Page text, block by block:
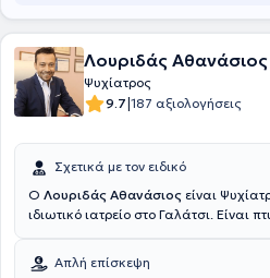
Λουριδάς Αθανάσιος
Ψυχίατρος
9.7|187 αξιολογήσεις
Σχετικά με τον ειδικό
Ο Λουριδάς Αθανάσιος είναι
ιδιωτικό ιατρείο στο Γαλάτσι. Είναι
ολοκλήρωσε την ειδικότητά του στην
νοσοκομεία της Αττικής, όπως το
Απλή επίσκεψη